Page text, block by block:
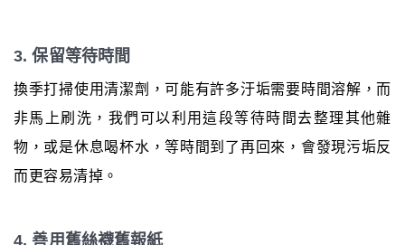
3. 保留等待時間
換季打掃使用清潔劑，可能有許多汙垢需要時間溶解，而
非馬上刷洗，我們可以利用這段等待時間去整理其他雜
物，或是休息喝杯水，等時間到了再回來，會發現污垢反
而更容易清掉。
4. 善用舊絲襪舊報紙